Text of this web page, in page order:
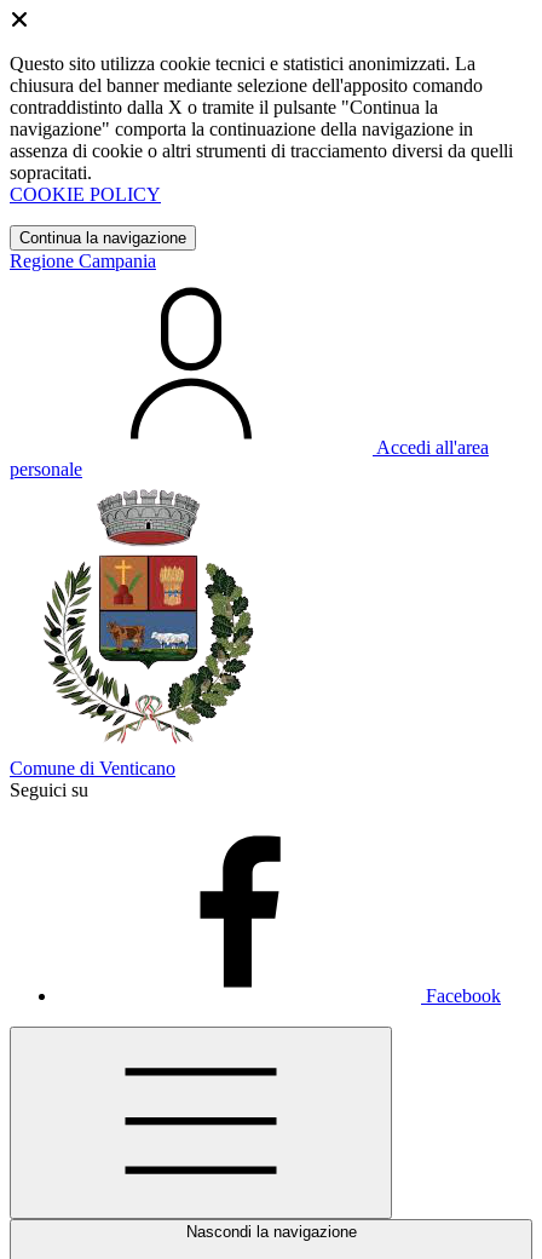
Questo sito utilizza cookie tecnici e statistici anonimizzati. La
chiusura del banner mediante selezione dell'apposito comando
contraddistinto dalla X o tramite il pulsante "Continua la
navigazione" comporta la continuazione della navigazione in
assenza di cookie o altri strumenti di tracciamento diversi da quelli
sopracitati.
COOKIE POLICY
Continua la navigazione
Regione Campania
Accedi all'area
personale
Comune di Venticano
Seguici su
Facebook
Nascondi la navigazione